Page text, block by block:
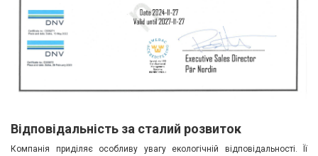
Блог
Відповідальність за сталий розвиток
Компанія приділяє особливу увагу екологічній відповідальності. Її